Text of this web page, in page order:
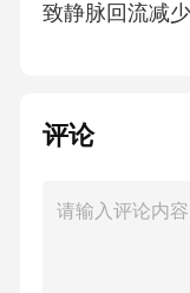
致静脉回流减
持25-30cmH₂O
采用密闭式吸
评论